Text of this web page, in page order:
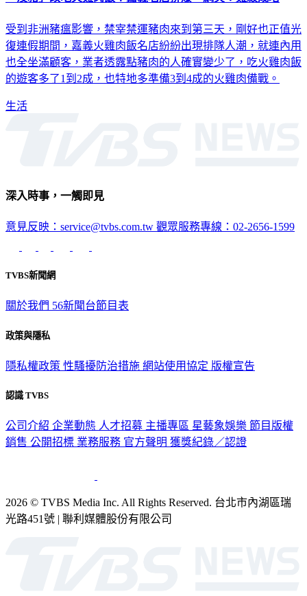
受到非洲豬瘟影響，禁宰禁運豬肉來到第三天，剛好也正值光
復連假期間，嘉義火雞肉飯名店紛紛出現排隊人潮，就連內用
也全坐滿顧客，業者透露點豬肉的人確實變少了，吃火雞肉飯
的遊客多了1到2成，也特地多準備3到4成的火雞肉備戰。
生活
深入時事，一觸即見
意見反映：service@tvbs.com.tw 觀眾服務專線：02-2656-1599
TVBS新聞網
關於我們 56新聞台節目表
政策與隱私
隱私權政策 性騷擾防治措施 網站使用協定 版權宣告
認識 TVBS
公司介紹 企業動態 人才招募 主播專區 星藝象娛樂 節目版權
銷售 公開招標 業務服務 官方聲明 獲獎紀錄／認證
2026 © TVBS Media Inc. All Rights Reserved. 台北市內湖區瑞
光路451號 | 聯利媒體股份有限公司